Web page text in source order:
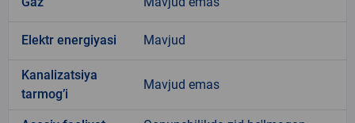
Elektr energiyasi Mavjud
Kanalizatsiya
tarmogʼi
Mavjud emas